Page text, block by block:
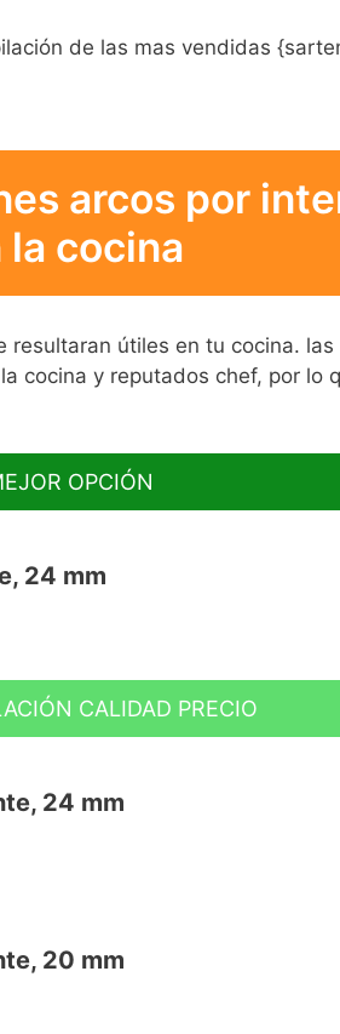
de las mas vendidas
arcos por
la cocina
resultaran útiles en tu cocina.
cocina y reputados chef, por lo
OPCIÓN
24 mm
CALIDAD PRECIO
24 mm
20 mm